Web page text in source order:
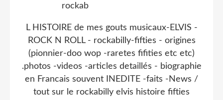
L HISTOIRE de mes gouts musicaux-ELVIS -
ROCK N ROLL - rockabilly-fifties - origines
(pionnier-doo wop -raretes fifities etc etc)
.photos -videos -articles detaillés - biographie
en Francais souvent INEDITE -faits -News /
tout sur le rockabilly elvis histoire fifties